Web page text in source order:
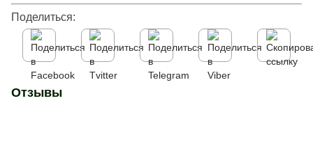
Поделиться:
Отзывы